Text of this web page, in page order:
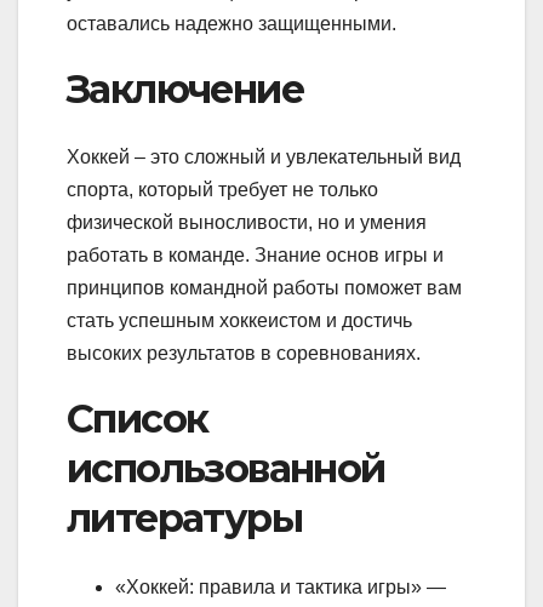
оставались надежно защищенными.
Заключение
Хоккей – это сложный и увлекательный вид
спорта, который требует не только
физической выносливости, но и умения
работать в команде. Знание основ игры и
принципов командной работы поможет вам
стать успешным хоккеистом и достичь
высоких результатов в соревнованиях.
Список
использованной
литературы
«Хоккей: правила и тактика игры» —